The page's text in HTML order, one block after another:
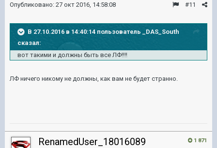
#11
Опубликовано: 27 окт 2016, 14:58:08
В 27.10.2016 в 14:40:14 пользователь _DAS_South
сказал:
вот такими и должны быть все ЛФ!!!!
ЛФ ничего никому не должны, как вам не будет странно.
1 871
RenamedUser_18016089